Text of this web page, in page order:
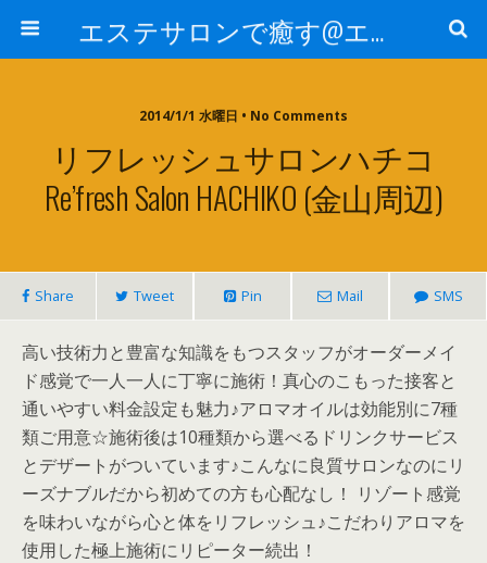
エステサロンで癒す@エステ～全国エステ情報
2014/1/1 水曜日 • No Comments
リフレッシュサロンハチコ
Re’fresh Salon HACHIKO (金山周辺)
Share Tweet Pin Mail SMS
高い技術力と豊富な知識をもつスタッフがオーダーメイ
ド感覚で一人一人に丁寧に施術！真心のこもった接客と
通いやすい料金設定も魅力♪アロマオイルは効能別に7種
類ご用意☆施術後は10種類から選べるドリンクサービス
とデザートがついています♪こんなに良質サロンなのにリ
ーズナブルだから初めての方も心配なし！ リゾート感覚
を味わいながら心と体をリフレッシュ♪こだわりアロマを
使用した極上施術にリピーター続出！